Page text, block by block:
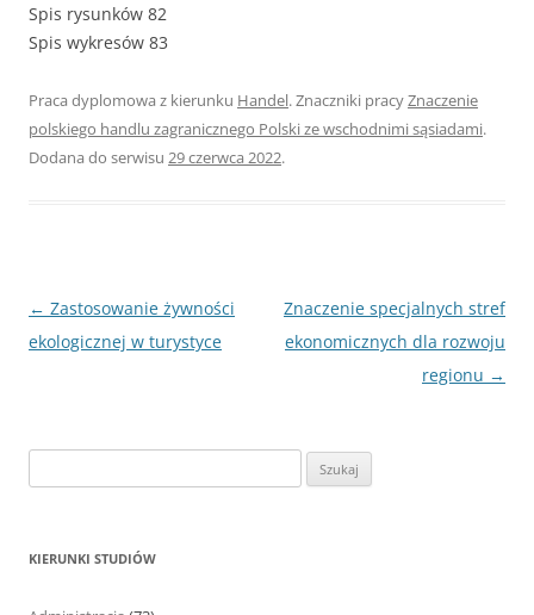
Spis rysunków 82
Spis wykresów 83
Praca dyplomowa z kierunku Handel. Znaczniki pracyZnaczenie
polskiego handlu zagranicznego Polski ze wschodnimi sąsiadami.
Dodana do serwisu 29 czerwca 2022.
Nawigacja
wpisu
← Zastosowanie żywności
ekologicznej w turystyce
Znaczenie specjalnych stref
ekonomicznych dla rozwoju
regionu →
z
KIERUNKI STUDIÓW